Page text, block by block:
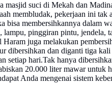
masjid suci di Mekah dan
membludak, pekerjaan ini
bisa membersihkannya dalam
pinggiran pintu, jendela,
juga melakukan
dibersihkan dan diganti tiga
setiap hari.Tak hanya
20.000 liter mawar
Anda mengenai sistem